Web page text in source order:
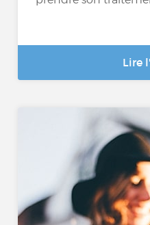
Lire